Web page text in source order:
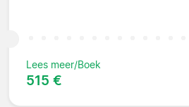
Lees meer/Boek
515 €